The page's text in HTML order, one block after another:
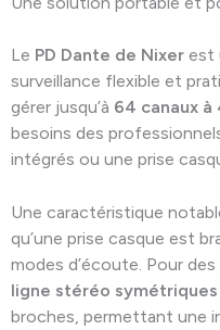
Le PD Dante de Nixer est
surveillance flexible et
gérer jusqu’à 64 canaux à
besoins des
intégrés ou une prise
Une caractéristique
qu’une prise casque est
modes d’écoute. Pour
ligne stéréo symétriques
broches, permettant une